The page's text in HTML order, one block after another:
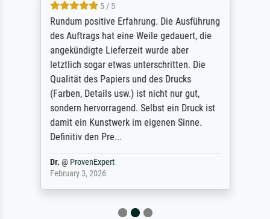
5 / 5
Rundum positive Erfahrung. Die Ausführung
des Auftrags hat eine Weile gedauert, die
angekündigte Lieferzeit wurde aber
letztlich sogar etwas unterschritten. Die
Qualität des Papiers und des Drucks
(Farben, Details usw.) ist nicht nur gut,
sondern hervorragend. Selbst ein Druck ist
damit ein Kunstwerk im eigenen Sinne.
Definitiv den Pre...
Dr.@ ProvenExpert
February 3, 2026